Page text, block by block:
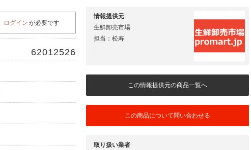
ログイン が必要です
62012526
情報提供元
生鮮卸売市場
担当：松寿
この情報提供元の商品一覧へ
この商品について問い合わせる
取り扱い業者